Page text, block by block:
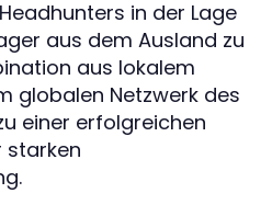
in der Lage
aus dem Ausland zu
aus lokalem
globalen Netzwerk des
einer erfolgreichen
starken